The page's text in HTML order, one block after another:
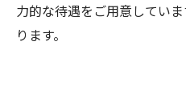
力的な待遇をご用意してい
ります。